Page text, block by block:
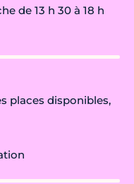
de 13 h 30 à 18 h
places disponibles,